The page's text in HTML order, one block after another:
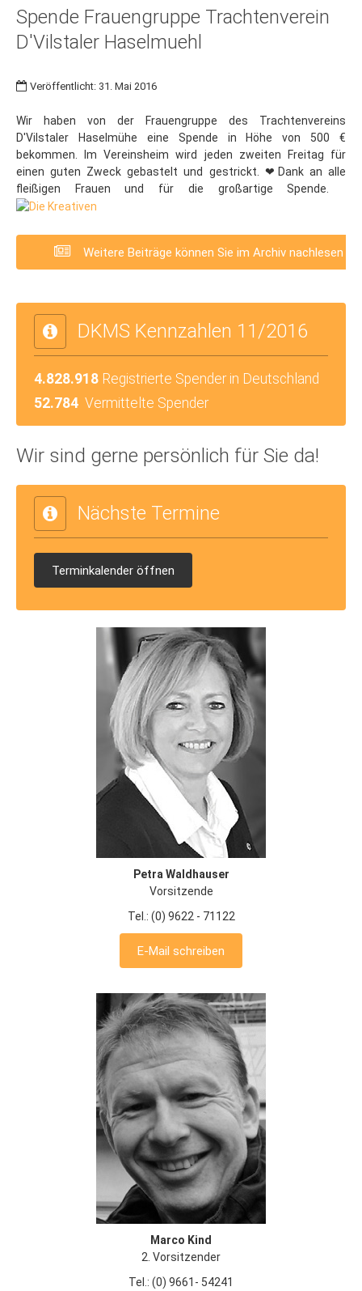
Spende Frauengruppe Trachtenverein
D'Vilstaler Haselmuehl
Veröffentlicht: 31. Mai 2016
Wir haben von der Frauengruppe des Trachtenvereins
D'Vilstaler Haselmühe eine Spende in Höhe von 500 €
bekommen. Im Vereinsheim wird jeden zweiten Freitag für
einen guten Zweck gebastelt und gestrickt. ❤Dank an alle
fleißigen Frauen und für die großartige Spende.
Weitere Beiträge können Sie im Archiv nachlesen
DKMS Kennzahlen 11/2016
4.828.918 Registrierte Spender in Deutschland
52.784 Vermittelte Spender
Wir sind gerne persönlich für Sie da!
Nächste Termine
Terminkalender öffnen
Petra Waldhauser
Vorsitzende
Tel.: (0) 9622 - 71122
E-Mail schreiben
Marco Kind
2. Vorsitzender
Tel.: (0) 9661- 54241